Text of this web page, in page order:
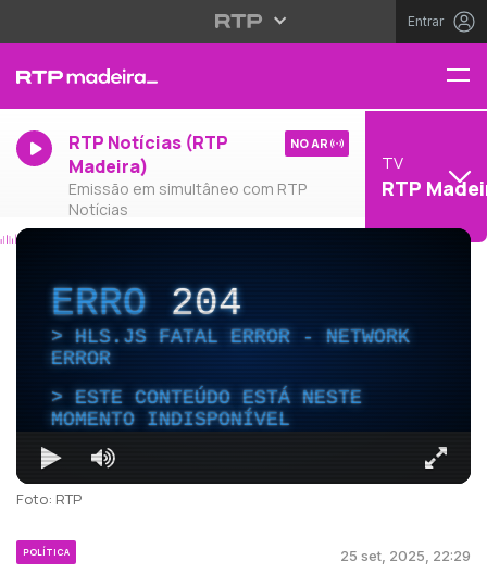
Entrar
RTP Notícias (RTP
Madeira)
Emissão em simultâneo com RTP
Notícias
NO AR
TV
RTP
ERRO204
HLS.JS FATAL ERROR - NETWORK
ERROR
ESTE CONTEÚDO ESTÁ NESTE
MOMENTO INDISPONÍVEL
Foto: RTP
POLÍTICA 25 set, 2025, 22:29